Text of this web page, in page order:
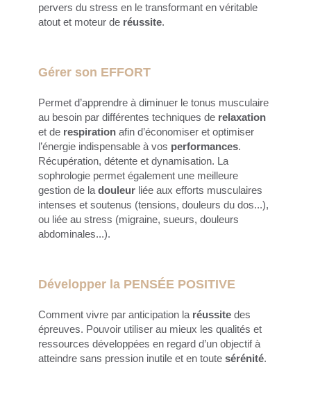
pervers du stress en le transformant en véritable
atout et moteur de réussite.
Gérer son EFFORT
Permet d’apprendre à diminuer le tonus musculaire
au besoin par différentes techniques de relaxation
et de respiration afin d’économiser et optimiser
l’énergie indispensable à vos performances.
Récupération, détente et dynamisation. La
sophrologie permet également une meilleure
gestion de la douleur liée aux efforts musculaires
intenses et soutenus (tensions, douleurs du dos...),
ou liée au stress (migraine, sueurs, douleurs
abdominales...).
Développer la PENSÉE POSITIVE
Comment vivre par anticipation la réussite des
épreuves. Pouvoir utiliser au mieux les qualités et
ressources développées en regard d’un objectif à
atteindre sans pression inutile et en toute sérénité.